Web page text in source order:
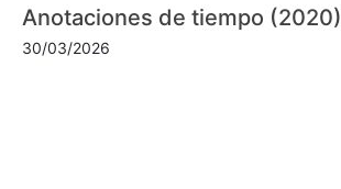
Anotaciones de tiempo (2020)
30/03/2026